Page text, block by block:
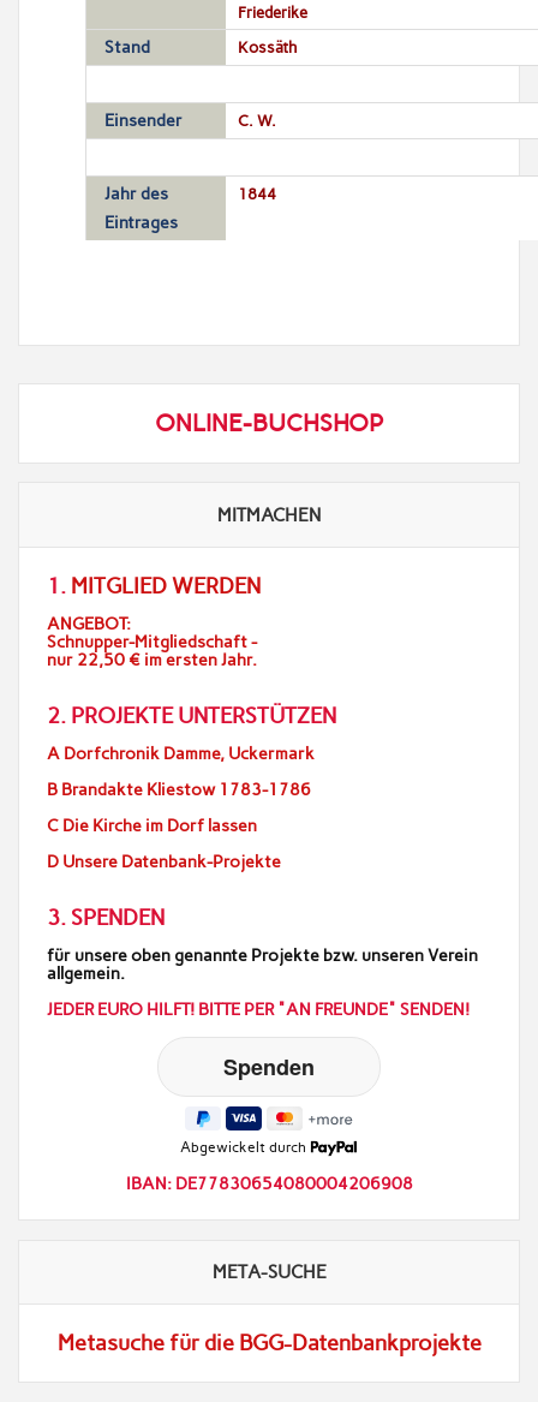
Friederike
Stand Kossäth
Einsender C. W.
Jahr des
Eintrages
1844
ONLINE-BUCHSHOP
MITMACHEN
1. MITGLIED WERDEN
ANGEBOT:
Schnupper-Mitgliedschaft -
nur 22,50 € im ersten Jahr.
2. PROJEKTE UNTERSTÜTZEN
A Dorfchronik Damme, Uckermark
B Brandakte Kliestow 1783-1786
C Die Kirche im Dorf lassen
D Unsere Datenbank-Projekte
3. SPENDEN
für unsere oben genannte Projekte bzw. unseren Verein
allgemein.
JEDER EURO HILFT! BITTE PER "AN FREUNDE" SENDEN!
Abgewickelt durch
IBAN: DE77830654080004206908
META-SUCHE
Metasuche für die BGG-Datenbankprojekte